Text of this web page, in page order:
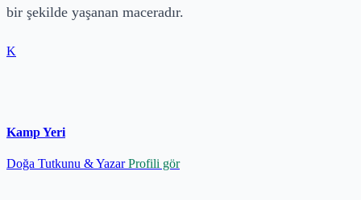
bir şekilde yaşanan maceradır.
K
Kamp Yeri
Doğa Tutkunu & Yazar Profili gör